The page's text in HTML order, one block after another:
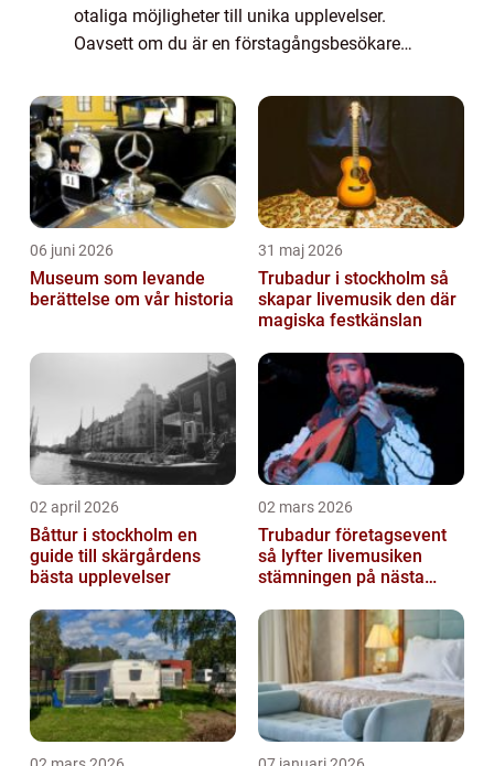
otaliga möjligheter till unika upplevelser.
Oavsett om du är en förstagångsbesökare
alltid något nytt att upptäcka. Med ik...
06 juni 2026
Museum som levande
berättelse om vår historia
31 maj 2026
Trubadur i stockholm så
skapar livemusik den där
magiska festkänslan
02 april 2026
Båttur i stockholm en
guide till skärgårdens
bästa upplevelser
02 mars 2026
Trubadur företagsevent
så lyfter livemusiken
stämningen på nästa